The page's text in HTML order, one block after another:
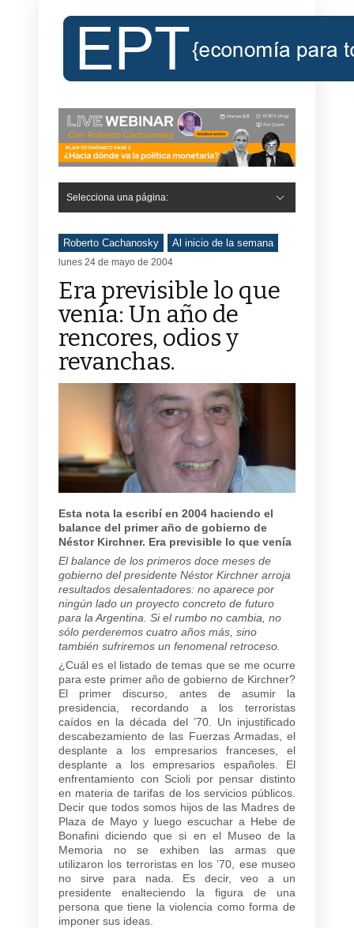
Selecciona una página:
Roberto Cachanosky Al inicio de la semana
lunes 24 de mayo de 2004
Era previsible lo que
venía: Un año de
rencores, odios y
revanchas.
Esta nota la escribí en 2004 haciendo el
balance del primer año de gobierno de
Néstor Kirchner. Era previsible lo que venía
El balance de los primeros doce meses de
gobierno del presidente Néstor Kirchner arroja
resultados desalentadores: no aparece por
ningún lado un proyecto concreto de futuro
para la Argentina. Si el rumbo no cambia, no
sólo perderemos cuatro años más, sino
también sufriremos un fenomenal retroceso.
¿Cuál es el listado de temas que se me ocurre
para este primer año de gobierno de Kirchner?
El primer discurso, antes de asumir la
presidencia, recordando a los terroristas
caídos en la década del ’70. Un injustificado
descabezamiento de las Fuerzas Armadas, el
desplante a los empresarios franceses, el
desplante a los empresarios españoles. El
enfrentamiento con Scioli por pensar distinto
en materia de tarifas de los servicios públicos.
Decir que todos somos hijos de las Madres de
Plaza de Mayo y luego escuchar a Hebe de
Bonafini diciendo que si en el Museo de la
Memoria no se exhiben las armas que
utilizaron los terroristas en los ’70, ese museo
no sirve para nada. Es decir, veo a un
presidente enalteciendo la figura de una
persona que tiene la violencia como forma de
imponer sus ideas.